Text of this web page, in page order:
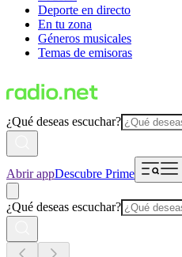
Deporte en directo
En tu zona
Géneros musicales
Temas de emisoras
¿Qué deseas escuchar?
Abrir appDescubre Prime
¿Qué deseas escuchar?